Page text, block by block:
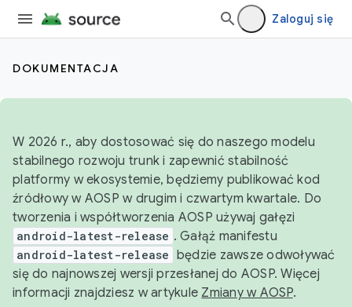
Zaloguj się
DOKUMENTACJA
W 2026 r., aby dostosować się do naszego modelu
stabilnego rozwoju trunk i zapewnić stabilność
platformy w ekosystemie, będziemy publikować kod
źródłowy w AOSP w drugim i czwartym kwartale. Do
tworzenia i współtworzenia AOSP używaj gałęzi
android-latest-release . Gałąź manifestu
android-latest-release będzie zawsze odwoływać
się do najnowszej wersji przesłanej do AOSP. Więcej
informacji znajdziesz w artykule Zmiany w AOSP.